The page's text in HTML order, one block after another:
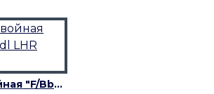
Валторна двойная "F/Bb" Josef Lidl LHR 342G ARION